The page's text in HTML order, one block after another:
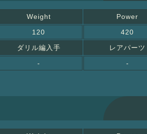
Weight
Power
120
420
ダリル編入手
レアパーツ
- -